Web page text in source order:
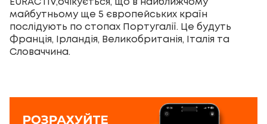
EURACTIV,очікується, що в найближчому
майбутньому ще 5 європейських країн
послідують по стопах Португалії. Це будуть
Франція, Ірландія, Великобританія, Італія та
Словаччина.